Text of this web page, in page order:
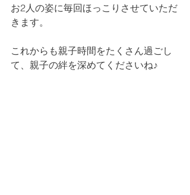
お2人の姿に毎回ほっこりさせていただ
きます。
これからも親子時間をたくさん過ごし
て、親子の絆を深めてくださいね♪